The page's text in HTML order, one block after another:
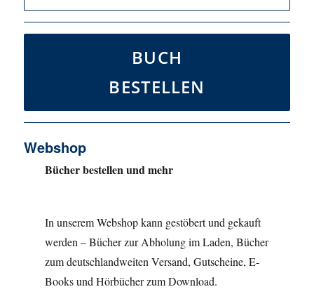
nach:
BUCH
BESTELLEN
Webshop
Bücher bestellen und mehr
In unserem Webshop kann gestöbert und gekauft
werden – Bücher zur Abholung im Laden, Bücher
zum deutschlandweiten Versand, Gutscheine, E-
Books und Hörbücher zum Download.